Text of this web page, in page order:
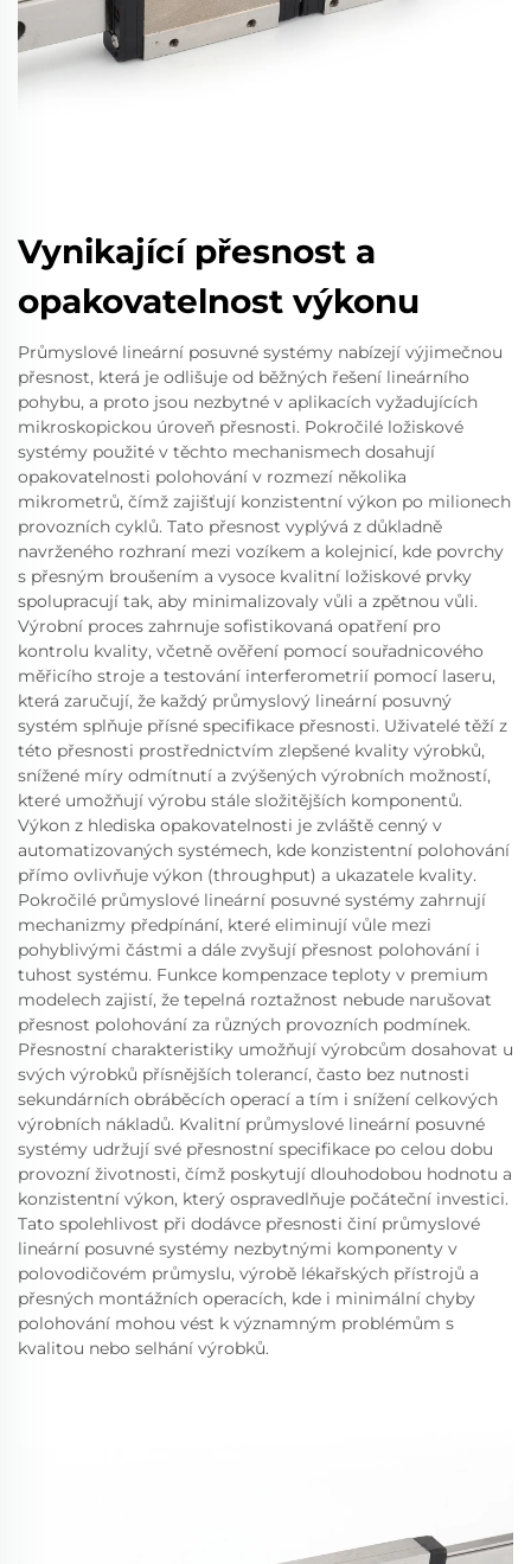
Vynikající přesnost a
opakovatelnost výkonu
Průmyslové lineární posuvné systémy nabízejí výjimečnou
přesnost, která je odlišuje od běžných řešení lineárního
pohybu, a proto jsou nezbytné v aplikacích vyžadujících
mikroskopickou úroveň přesnosti. Pokročilé ložiskové
systémy použité v těchto mechanismech dosahují
opakovatelnosti polohování v rozmezí několika
mikrometrů, čímž zajišťují konzistentní výkon po milionech
provozních cyklů. Tato přesnost vyplývá z důkladně
navrženého rozhraní mezi vozíkem a kolejnicí, kde povrchy
s přesným broušením a vysoce kvalitní ložiskové prvky
spolupracují tak, aby minimalizovaly vůli a zpětnou vůli.
Výrobní proces zahrnuje sofistikovaná opatření pro
kontrolu kvality, včetně ověření pomocí souřadnicového
měřicího stroje a testování interferometrií pomocí laseru,
která zaručují, že každý průmyslový lineární posuvný
systém splňuje přísné specifikace přesnosti. Uživatelé těží z
této přesnosti prostřednictvím zlepšené kvality výrobků,
snížené míry odmítnutí a zvýšených výrobních možností,
které umožňují výrobu stále složitějších komponentů.
Výkon z hlediska opakovatelnosti je zvláště cenný v
automatizovaných systémech, kde konzistentní polohování
přímo ovlivňuje výkon (throughput) a ukazatele kvality.
Pokročilé průmyslové lineární posuvné systémy zahrnují
mechanizmy předpínání, které eliminují vůle mezi
pohyblivými částmi a dále zvyšují přesnost polohování i
tuhost systému. Funkce kompenzace teploty v premium
modelech zajistí, že tepelná roztažnost nebude narušovat
přesnost polohování za různých provozních podmínek.
Přesnostní charakteristiky umožňují výrobcům dosahovat u
svých výrobků přísnějších tolerancí, často bez nutnosti
sekundárních obráběcích operací a tím i snížení celkových
výrobních nákladů. Kvalitní průmyslové lineární posuvné
systémy udržují své přesnostní specifikace po celou dobu
provozní životnosti, čímž poskytují dlouhodobou hodnotu a
konzistentní výkon, který ospravedlňuje počáteční investici.
Tato spolehlivost při dodávce přesnosti činí průmyslové
lineární posuvné systémy nezbytnými komponenty v
polovodičovém průmyslu, výrobě lékařských přístrojů a
přesných montážních operacích, kde i minimální chyby
polohování mohou vést k významným problémům s
kvalitou nebo selhání výrobků.